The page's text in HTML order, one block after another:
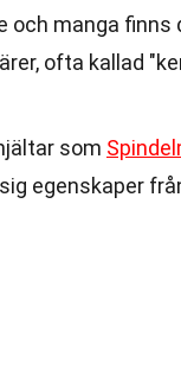
och manga
ofta kallad
som
egenskaper